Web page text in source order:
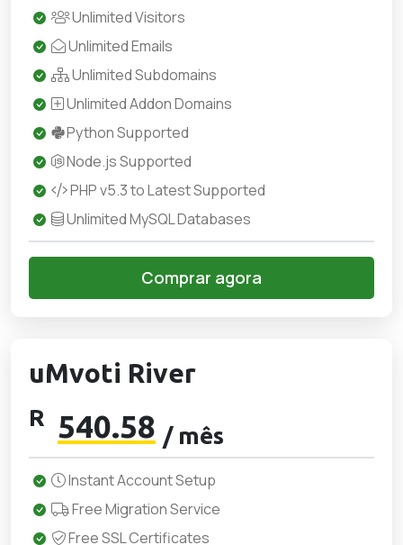
Unlimited Visitors
Unlimited Emails
Unlimited Subdomains
Unlimited Addon Domains
Python Supported
Node.js Supported
PHP v5.3 to Latest Supported
Unlimited MySQL Databases
Comprar agora
uMvoti River
R 540.58 / mês
Instant Account Setup
Free Migration Service
Free SSL Certificates